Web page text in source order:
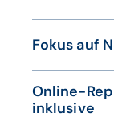
Fokus auf
Online-
inklusive